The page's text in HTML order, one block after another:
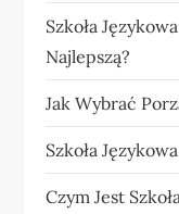
Szkoła
Najlepszą?
Jak Wybrać
Szkoła
Czym Jest